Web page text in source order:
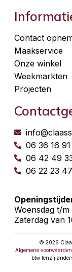
Contact
Maakservice
Onze winkel
Weekmarkten
Projecten
06 36 16
06 42 49
06 22 23
Woensdag t/
Zaterdag van
© 2026
Algemene voorwaarden
btw tenzij